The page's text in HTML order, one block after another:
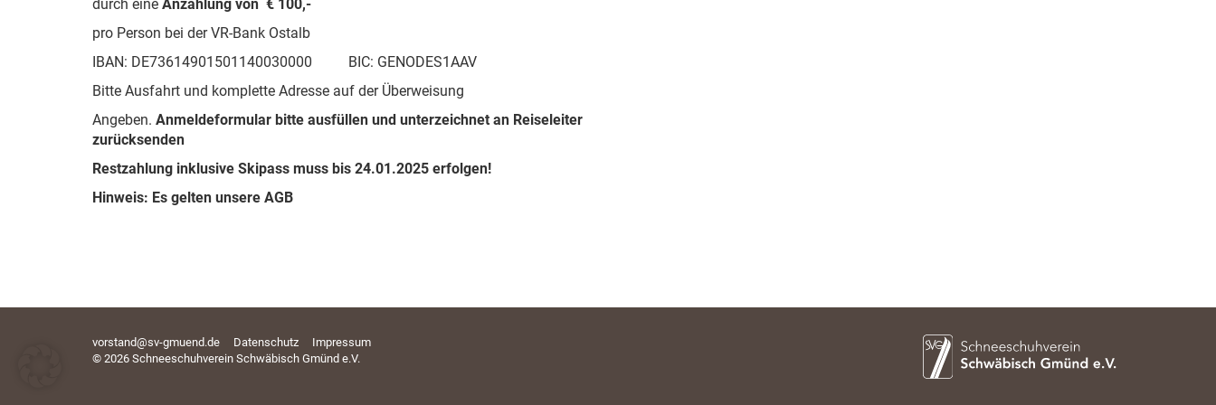
durch eine Anzahlung von € 100,-
pro Person bei der VR-Bank Ostalb
IBAN: DE73614901501140030000 BIC: GENODES1AAV
Bitte Ausfahrt und komplette Adresse auf der Überweisung
Angeben. Anmeldeformular bitte ausfüllen und unterzeichnet an Reiseleiter
zurücksenden
Restzahlung inklusive Skipass muss bis 24.01.2025 erfolgen!
Hinweis: Es gelten unsere AGB
vorstand@sv-gmuend.de Datenschutz
Impressum
© 2026 Schneeschuhverein Schwäbisch Gmünd e.V.